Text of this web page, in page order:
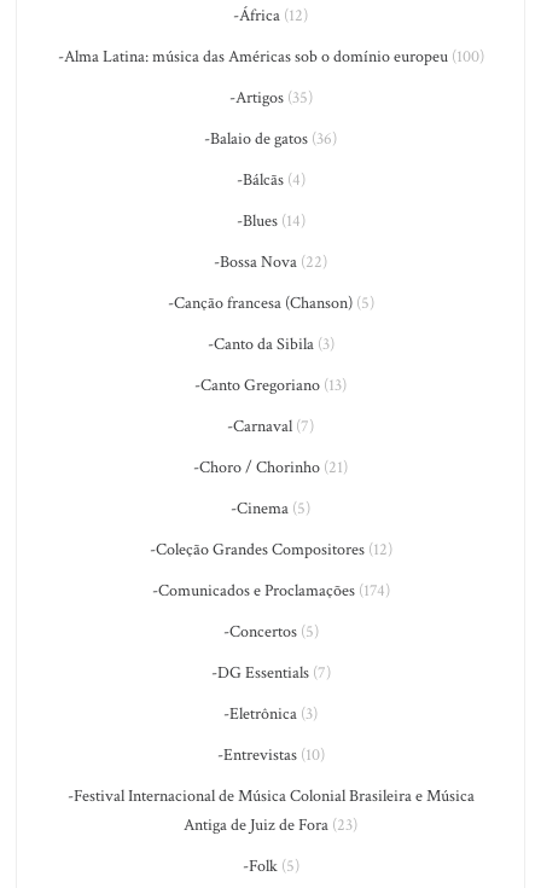
-África (12)
-Alma Latina: música das Américas sob o domínio europeu(100)
-Artigos(35)
-Balaio de gatos (36)
-Bálcãs(4)
-Blues(14)
-Bossa Nova (22)
-Canção francesa (Chanson)(5)
-Canto da Sibila(3)
-Canto Gregoriano (13)
-Carnaval (7)
-Choro / Chorinho (21)
-Cinema (5)
-Coleção Grandes Compositores(12)
-Comunicados e Proclamações(174)
-Concertos(5)
-DG Essentials(7)
-Eletrônica (3)
-Entrevistas(10)
-Festival Internacional de Música Colonial Brasileira e Música
Antiga de Juiz de Fora (23)
-Folk(5)